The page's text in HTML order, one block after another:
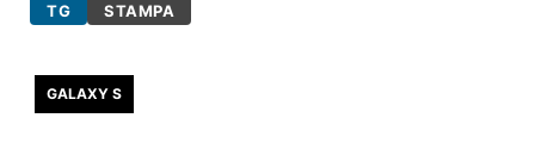
TG STAMPA
GALAXY S